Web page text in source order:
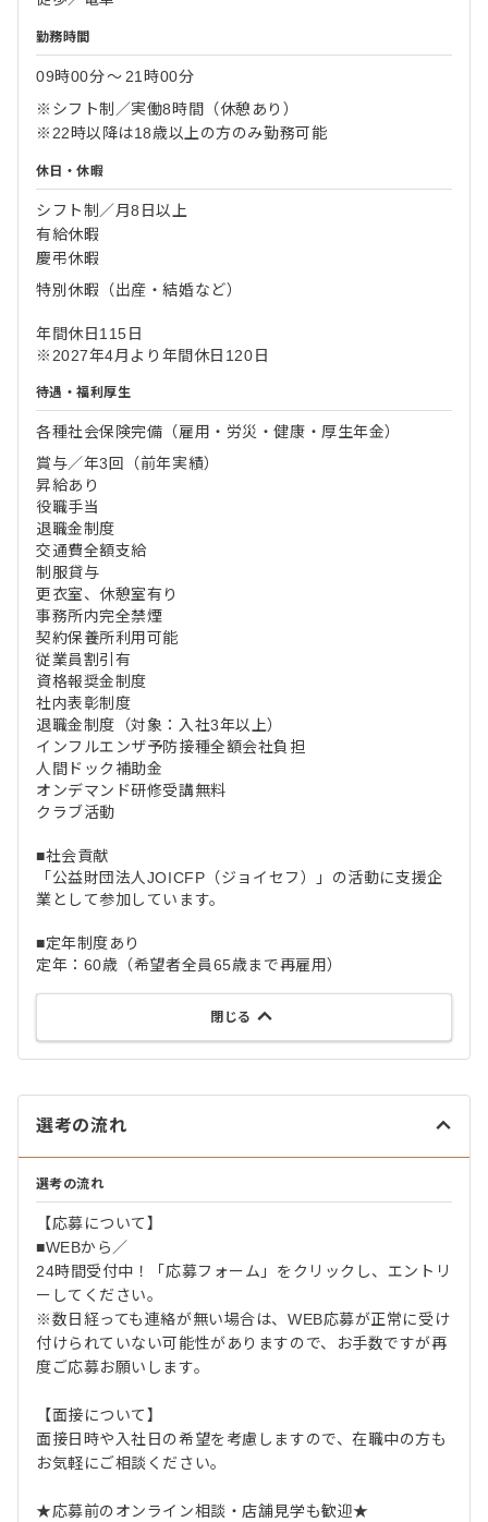
勤務時間
09時00分〜21時00分
※シフト制／実働8時間（休憩あり）
※22時以降は18歳以上の方のみ勤務可能
休日・休暇
シフト制／月8日以上
有給休暇
慶弔休暇
特別休暇（出産・結婚など）
年間休日115日
※2027年4月より年間休日120日
待遇・福利厚生
各種社会保険完備（雇用・労災・健康・厚生年金）
賞与／年3回（前年実績）
昇給あり
役職手当
退職金制度
交通費全額支給
制服貸与
更衣室、休憩室有り
事務所内完全禁煙
契約保養所利用可能
従業員割引有
資格報奨金制度
社内表彰制度
退職金制度（対象：入社3年以上）
インフルエンザ予防接種全額会社負担
人間ドック補助金
オンデマンド研修受講無料
クラブ活動
■社会貢献
「公益財団法人JOICFP（ジョイセフ）」の活動に支援企
業として参加しています。
■定年制度あり
定年：60歳（希望者全員65歳まで再雇用）
閉じる
選考の流れ
選考の流れ
【応募について】
■WEBから／
24時間受付中！「応募フォーム」をクリックし、エントリ
ーしてください。
※数日経っても連絡が無い場合は、WEB応募が正常に受け
付けられていない可能性がありますので、お手数ですが再
度ご応募お願いします。
【面接について】
面接日時や入社日の希望を考慮しますので、在職中の方も
お気軽にご相談ください。
★応募前のオンライン相談・店舗見学も歓迎★